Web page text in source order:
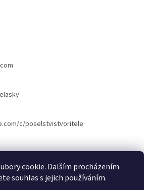
cookie. Dalším procházením
souhlas s jejich používáním.
c/poselstvistvoritele